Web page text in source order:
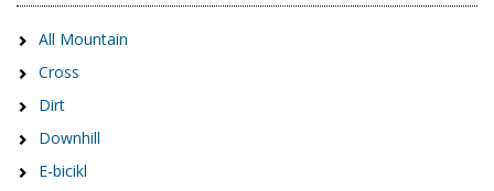
All Mountain
Cross
Dirt
Downhill
E-bicikl